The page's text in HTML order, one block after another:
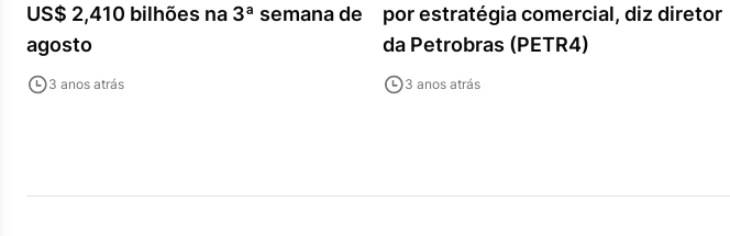
US$ 2,410 bilhões na 3ª semana de
agosto
3 anos atrás
por estratégia comercial, diz diretor
da Petrobras (PETR4)
3 anos atrás